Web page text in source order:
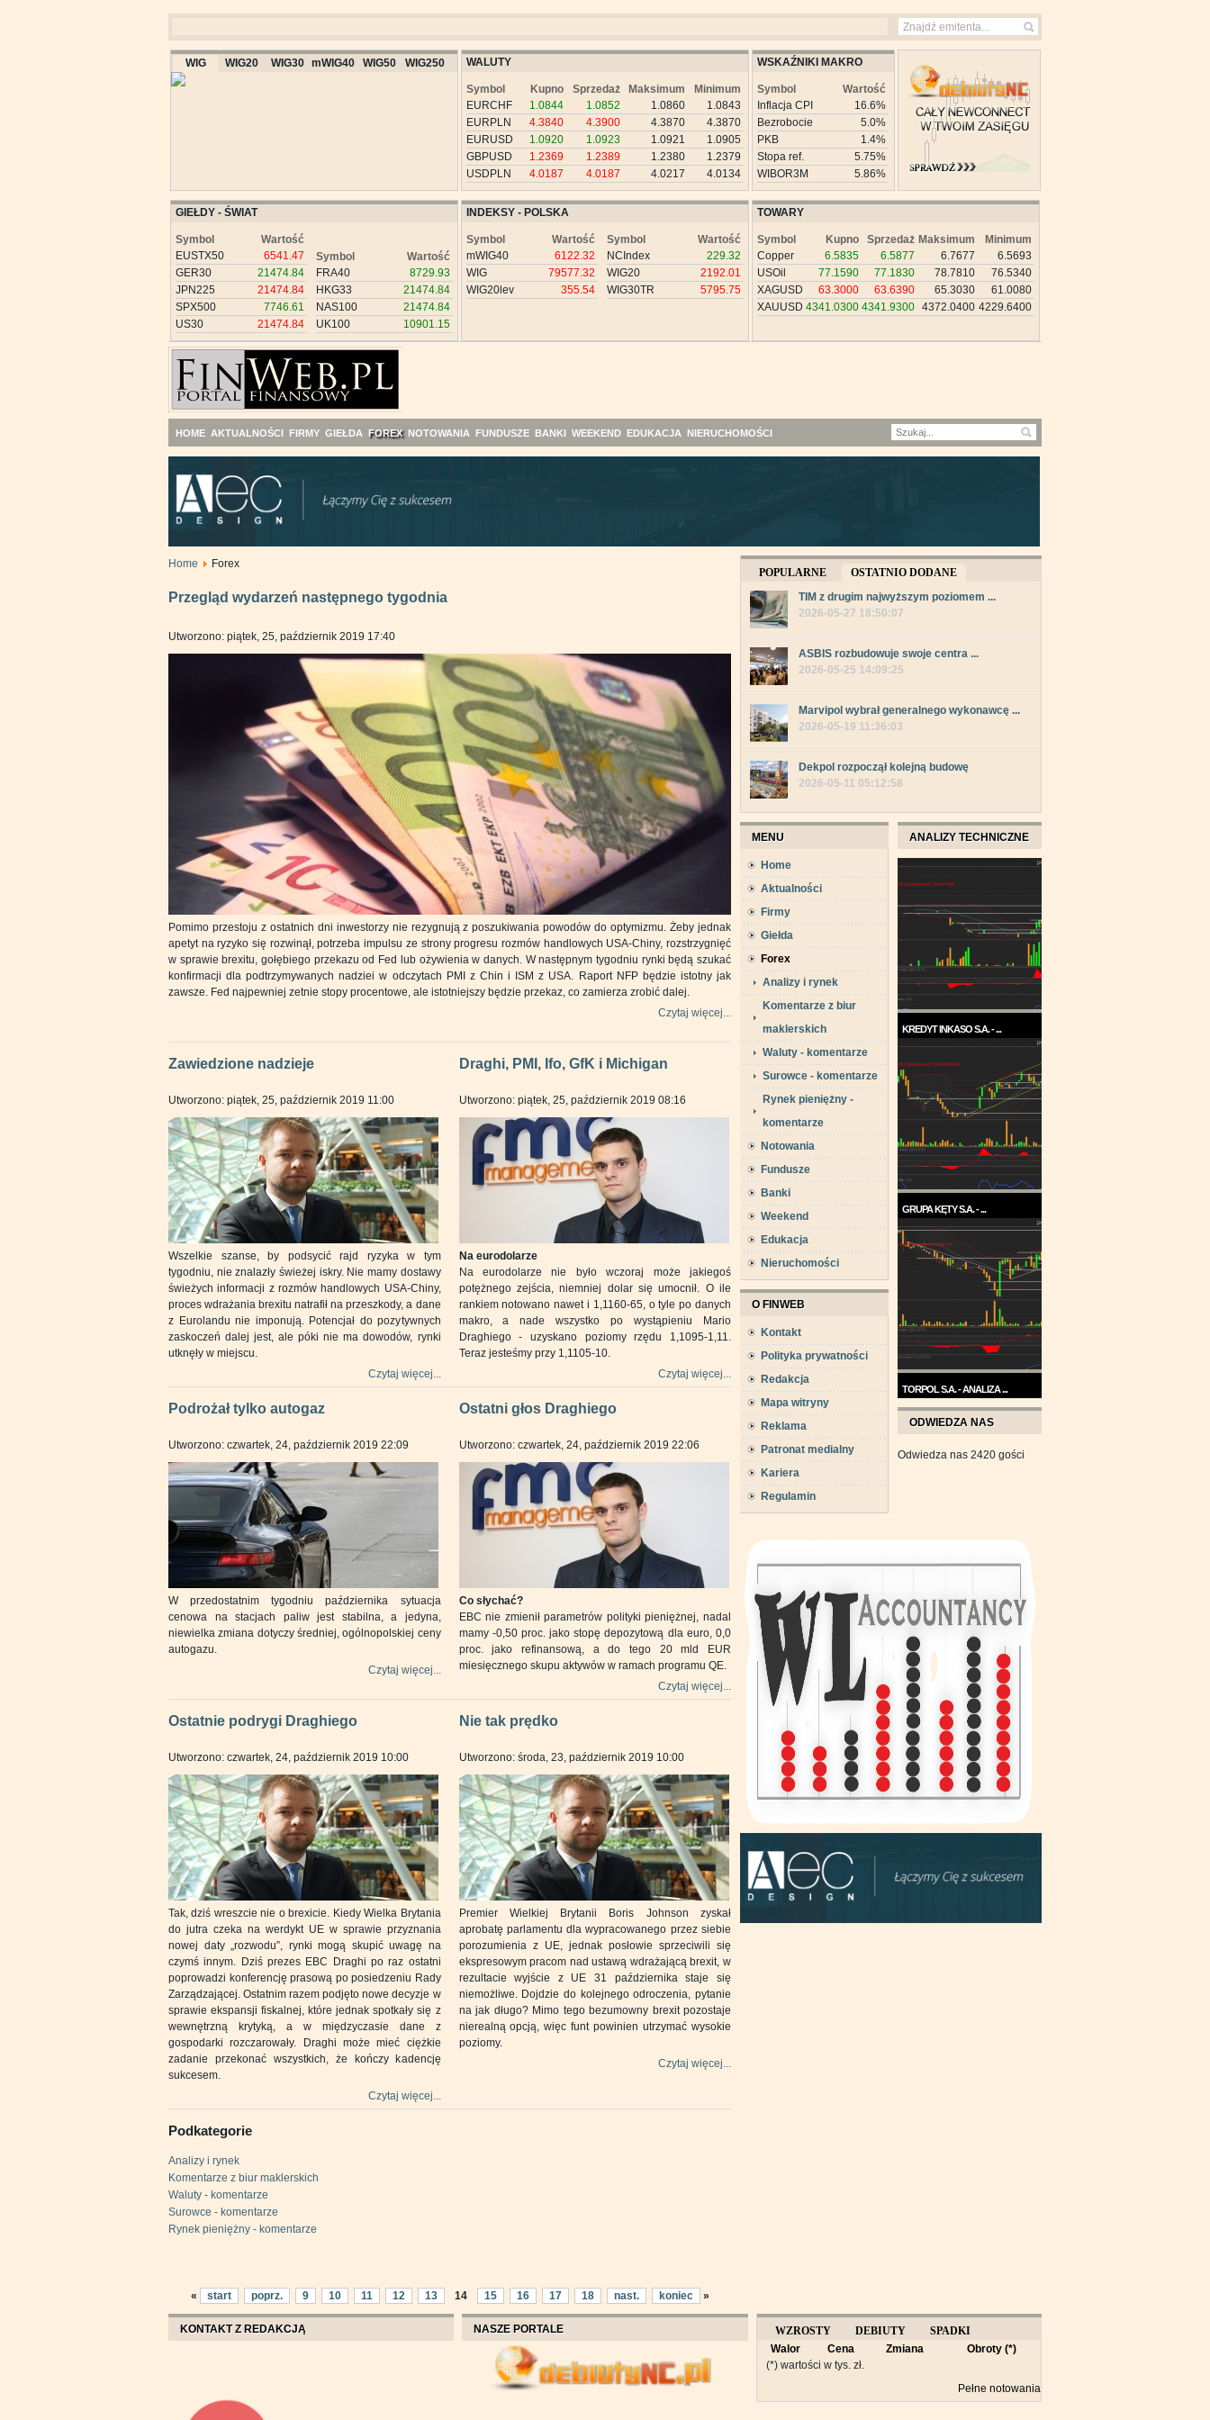
WIG WIG20 WIG30 mWIG40 WIG50 WIG250 WALUTY
Symbol Kupno Sprzedaż Maksimum
Minimum
EURCHF
1.0844 1.0852 1.0860
1.0843
EURPLN
4.3840 4.3900 4.3870
4.3870
EURUSD
1.0920 1.0923 1.0921
1.0905
GBPUSD
1.2369 1.2389 1.2380
1.2379
USDPLN
4.0187 4.0187 4.0217 4.0134
WSKAŹNIKI MAKRO
Symbol
Wartość
Inflacja CPI
16.6%
Bezrobocie
5.0%
PKB
1.4%
Stopa ref.
5.75%
WIBOR3M
5.86%
GIEŁDY - ŚWIAT
Symbol
Wartość
EUSTX50
6541.47
GER30
21474.84
JPN225
21474.84
SPX500
7746.61
US30
21474.84
Symbol
Wartość
FRA40
8729.93
HKG33
21474.84
NAS100
21474.84
UK100
10901.15
INDEKSY - POLSKA
Symbol
Wartość
mWIG40
6122.32
WIG
79577.32
WIG20lev
355.54
Symbol
Wartość
NCIndex
229.32
WIG20
2192.01
WIG30TR
5795.75
TOWARY
Symbol Kupno Sprzedaż Maksimum
Minimum
Copper
6.5835 6.5877 6.7677
6.5693
USOil
77.1590 77.1830 78.7810
76.5340
XAGUSD
63.3000 63.6390 65.3030
61.0080
XAUUSD 4341.0300 4341.9300 4372.0400 4229.6400
HOME AKTUALNOŚCI FIRMY GIEŁDA FOREX NOTOWANIA FUNDUSZE BANKI WEEKEND EDUKACJA NIERUCHOMOŚCI
Home Forex
Przegląd wydarzeń następnego tygodnia
Utworzono: piątek, 25, październik 2019 17:40
Pomimo przestoju z ostatnich dni inwestorzy nie rezygnują z poszukiwania powodów do optymizmu. Żeby jednak
apetyt na ryzyko się rozwinął, potrzeba impulsu ze strony progresu rozmów handlowych USA-Chiny, rozstrzygnięć
w sprawie brexitu, gołębiego przekazu od Fed lub ożywienia w danych. W następnym tygodniu rynki będą szukać
konfirmacji dla podtrzymywanych nadziei w odczytach PMI z Chin i ISM z USA. Raport NFP będzie istotny jak
zawsze. Fed najpewniej zetnie stopy procentowe, ale istotniejszy będzie przekaz, co zamierza zrobić dalej.
Czytaj więcej...
Zawiedzione nadzieje
Utworzono: piątek, 25, październik 2019 11:00
Wszelkie szanse, by podsycić rajd ryzyka w tym
tygodniu, nie znalazły świeżej iskry. Nie mamy dostawy
świeżych informacji z rozmów handlowych USA-Chiny,
proces wdrażania brexitu natrafił na przeszkody, a dane
z Eurolandu nie imponują. Potencjał do pozytywnych
zaskoczeń dalej jest, ale póki nie ma dowodów, rynki
utknęły w miejscu.
Czytaj więcej...
Draghi, PMI, Ifo, GfK i Michigan
Utworzono: piątek, 25, październik 2019 08:16
Na eurodolarze
Na eurodolarze nie było wczoraj może jakiegoś
potężnego zejścia, niemniej dolar się umocnił. O ile
rankiem notowano nawet i 1,1160-65, o tyle po danych
makro, a nade wszystko po wystąpieniu Mario
Draghiego - uzyskano poziomy rzędu 1,1095-1,11.
Teraz jesteśmy przy 1,1105-10.
Czytaj więcej...
Podrożał tylko autogaz
Utworzono: czwartek, 24, październik 2019 22:09
W przedostatnim tygodniu października sytuacja
cenowa na stacjach paliw jest stabilna, a jedyna,
niewielka zmiana dotyczy średniej, ogólnopolskiej ceny
autogazu.
Czytaj więcej...
Ostatni głos Draghiego
Utworzono: czwartek, 24, październik 2019 22:06
Co słychać?
EBC nie zmienił parametrów polityki pieniężnej, nadal
mamy -0,50 proc. jako stopę depozytową dla euro, 0,0
proc. jako refinansową, a do tego 20 mld EUR
miesięcznego skupu aktywów w ramach programu QE.
Czytaj więcej...
Ostatnie podrygi Draghiego
Utworzono: czwartek, 24, październik 2019 10:00
Tak, dziś wreszcie nie o brexicie. Kiedy Wielka Brytania
do jutra czeka na werdykt UE w sprawie przyznania
nowej daty „rozwodu”, rynki mogą skupić uwagę na
czymś innym. Dziś prezes EBC Draghi po raz ostatni
poprowadzi konferencję prasową po posiedzeniu Rady
Zarządzającej. Ostatnim razem podjęto nowe decyzje w
sprawie ekspansji fiskalnej, które jednak spotkały się z
wewnętrzną krytyką, a w międzyczasie dane z
gospodarki rozczarowały. Draghi może mieć ciężkie
zadanie przekonać wszystkich, że kończy kadencję
sukcesem.
Czytaj więcej...
Nie tak prędko
Utworzono: środa, 23, październik 2019 10:00
Premier Wielkiej Brytanii Boris Johnson zyskał
aprobatę parlamentu dla wypracowanego przez siebie
porozumienia z UE, jednak posłowie sprzeciwili się
ekspresowym pracom nad ustawą wdrażającą brexit, w
rezultacie wyjście z UE 31 października staje się
niemożliwe. Dojdzie do kolejnego odroczenia, pytanie
na jak długo? Mimo tego bezumowny brexit pozostaje
nierealną opcją, więc funt powinien utrzymać wysokie
poziomy.
Czytaj więcej...
Podkategorie
Analizy i rynek
Komentarze z biur maklerskich
Waluty - komentarze
Surowce - komentarze
Rynek pieniężny - komentarze
« start poprz. 9 10 11 12 13 14 15 16 17 18 nast. koniec »
POPULARNE
OSTATNIO DODANE
TIM z drugim najwyższym poziomem ...
2026-05-27 18:50:07
ASBIS rozbudowuje swoje centra ...
2026-05-25 14:09:25
Marvipol wybrał generalnego wykonawcę ...
2026-05-19 11:36:03
Dekpol rozpoczął kolejną budowę
2026-05-11 05:12:58
MENU
Home
Aktualności
Firmy
Giełda
Forex
Analizy i rynek
Komentarze z biur
maklerskich
Waluty - komentarze
Surowce - komentarze
Rynek pieniężny -
komentarze
Notowania
Fundusze
Banki
Weekend
Edukacja
Nieruchomości
O FINWEB
Kontakt
Polityka prywatności
Redakcja
Mapa witryny
Reklama
Patronat medialny
Kariera
Regulamin
ANALIZY TECHNICZNE
KREDYT INKASO S.A. - ...
każdym razie w ...
GRUPA KĘTY S.A. - ...
Trend na wykresie Grupy Kęty
jest wzrostowy. ...
TORPOL S.A. - ANALIZA ...
Na przełomie sierpnia i
września wykres Torpolu ...
ODWIEDZA NAS
Odwiedza nas 2420 gości
KONTAKT Z REDAKCJĄ NASZE PORTALE WZROSTY DEBIUTY
SPADKI
OBROTY
Walor Cena Zmiana
Obroty (*)
(*) wartości w tys. zł.
Pełne notowania